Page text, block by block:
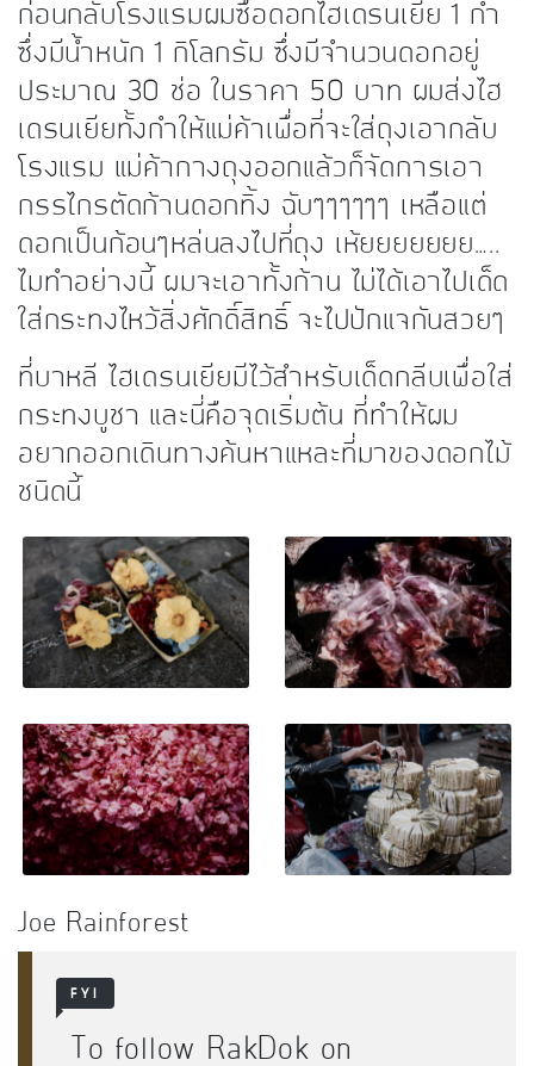
ก่อนกลับโรงแรมผมซื้อดอกไฮเดรนเยีย 1 กำ
ซึ่งมีน้ำหนัก 1 กิโลกรัม ซึ่งมีจำนวนดอกอยู่
ประมาณ 30 ช่อ ในราคา 50 บาท ผมส่งไฮ
เดรนเยียทั้งกำให้แม่ค้าเพื่อที่จะใส่ถุงเอากลับ
โรงแรม แม่ค้ากางถุงออกแล้วก็จัดการเอา
กรรไกรตัดก้านดอกทิ้ง ฉับๆๆๆๆๆๆ เหลือแต่
ดอกเป็นก้อนๆหล่นลงไปที่ถุง เห้ยยยยยยย…..
ไมทำอย่างนี้ ผมจะเอาทั้งก้าน ไม่ได้เอาไปเด็ด
ใส่กระทงไหว้สิ่งศักดิ์สิทธิ์ จะไปปักแจกันสวยๆ
ที่บาหลี ไฮเดรนเยียมีไว้สำหรับเด็ดกลีบเพื่อใส่
กระทงบูชา และนี่คือจุดเริ่มต้น ที่ทำให้ผม
อยากออกเดินทางค้นหาแหละที่มาของดอกไม้
ชนิดนี้
Joe Rainforest
FYI
To follow RakDok on